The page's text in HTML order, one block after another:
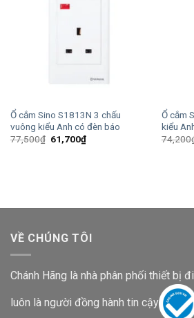
Ổ cắm Sino S1813N 3 chấu
vuông kiểu Anh có đèn báo
77,500₫ Giá
gốc
61,700₫Giá
hiện
Ổ cắm
kiểu
74,200
VỀ CHÚNG TÔI
Chánh Hãng là nhà phân phối thiết bị
luôn là người đồng hành tin cậy